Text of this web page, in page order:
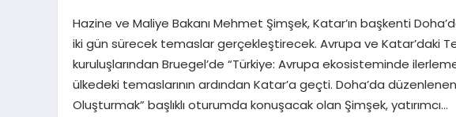
Hazine ve Maliye Bakanı Mehmet Şimşek, Katar’ın başkenti
iki gün sürecek temaslar gerçekleştirecek. Avrupa ve Katar’daki
kuruluşlarından Bruegel’de “Türkiye: Avrupa ekosisteminde
ülkedeki temaslarının ardından Katar’a geçti. Doha’da
Oluşturmak” başlıklı oturumda konuşacak olan Şimşek, yatırımcı…